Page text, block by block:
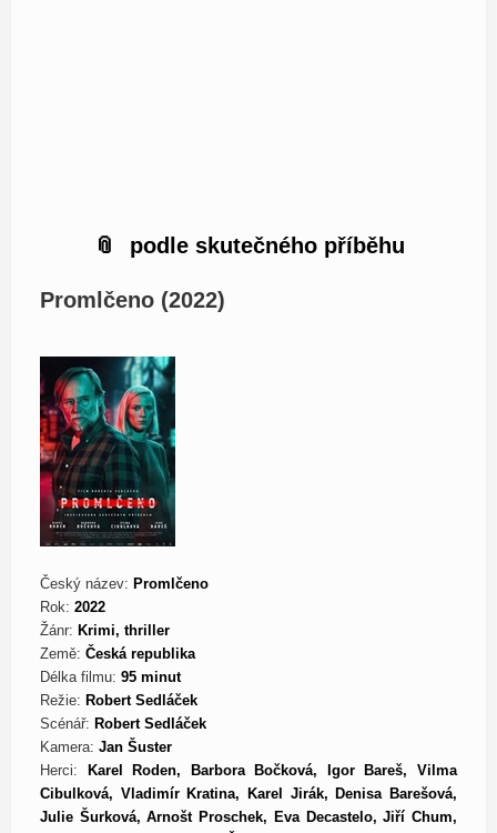
podle skutečného příběhu
Promlčeno (2022)
Český název: Promlčeno
Rok: 2022
Žánr: Krimi, thriller
Země: Česká republika
Délka filmu: 95 minut
Režie: Robert Sedláček
Scénář: Robert Sedláček
Kamera: Jan Šuster
Herci:
Karel Roden, Barbora Bočková, Igor Bareš, Vilma
Cibulková, Vladimír Kratina, Karel Jirák, Denisa Barešová,
Julie Šurková, Arnošt Proschek, Eva Decastelo, Jiří Chum,